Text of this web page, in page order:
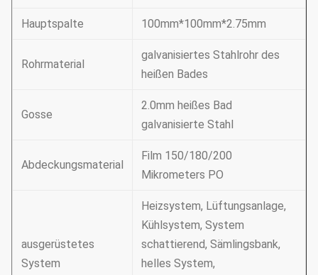
Hauptspalte 100mm*100mm*2.75mm
Rohrmaterial
galvanisiertes Stahlrohr des
heißen Bades
Gosse
2.0mm heißes Bad
galvanisierte Stahl
Abdeckungsmaterial
Film 150/180/200
Mikrometers PO
ausgerüstetes
System
Heizsystem, Lüftungsanlage,
Kühlsystem, System
schattierend, Sämlingsbank,
helles System,